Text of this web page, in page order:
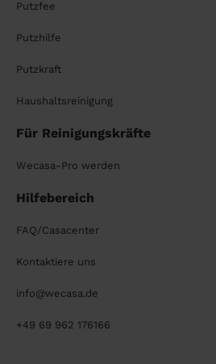
Putzfee
Putzhilfe
Putzkraft
Haushaltsreinigung
Für Reinigungskräfte
Wecasa-Pro werden
Hilfebereich
FAQ/Casacenter
Kontaktiere uns
info@wecasa.de
+49 69 962 176166